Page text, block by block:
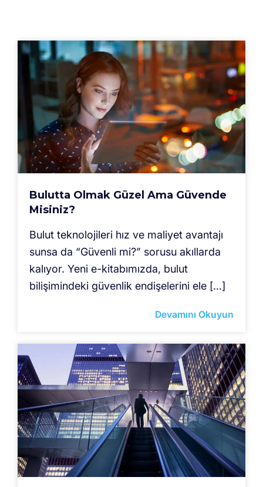
Bulutta Olmak Güzel Ama Güvende
Misiniz?
Bulut teknolojileri hız ve maliyet avantajı
sunsa da “Güvenli mi?” sorusu akıllarda
kalıyor. Yeni e-kitabımızda, bulut
bilişimindeki güvenlik endişelerini ele […]
Devamını Okuyun